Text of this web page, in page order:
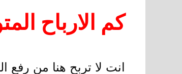
كم الارباح
انت لا تربح هنا من رفع